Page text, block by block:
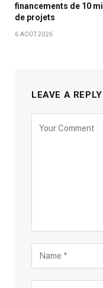
financements de 10
de projets
6 AOÛT 2026
LEAVE A REPLY